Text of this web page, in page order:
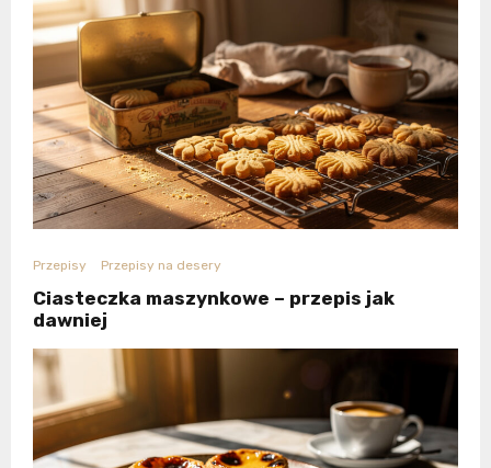
Przepisy Przepisy na desery
Ciasteczka maszynkowe – przepis jak
dawniej